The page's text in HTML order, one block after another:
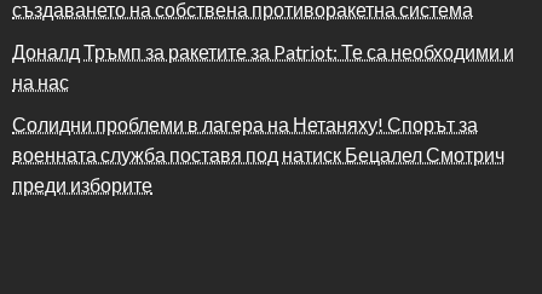
създаването на собствена противоракетна система
Доналд Тръмп за ракетите за Patriot: Те са необходими и
на нас
Солидни проблеми в лагера на Нетаняху! Спорът за
военната служба поставя под натиск Бецалел Смотрич
преди изборите